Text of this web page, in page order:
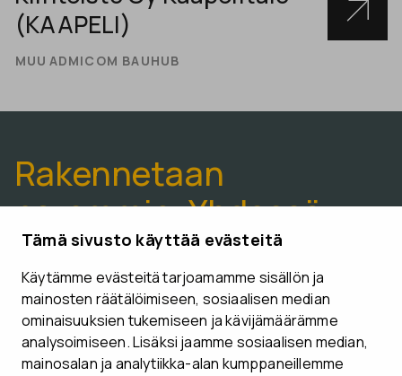
Tämä sivusto käyttää evästeitä
Käytämme evästeitä tarjoamamme sisällön ja
mainosten räätälöimiseen, sosiaalisen median
ominaisuuksien tukemiseen ja kävijämäärämme
analysoimiseen. Lisäksi jaamme sosiaalisen median,
mainosalan ja analytiikka-alan kumppaneillemme
(KAAPELI)
MUU ADMICOM BAUHUB
Rakennetaan
paremmin. Yhdessä.
VARAA ESITTELYAIKA